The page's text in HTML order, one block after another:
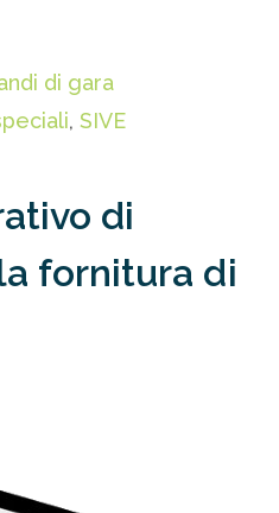
di gara
, SIVE
di
fornitura di